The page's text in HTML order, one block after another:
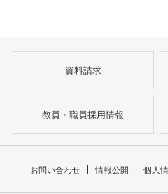
資料請求
教員・職員採用情報
お問い合わせ 情報公開 個人